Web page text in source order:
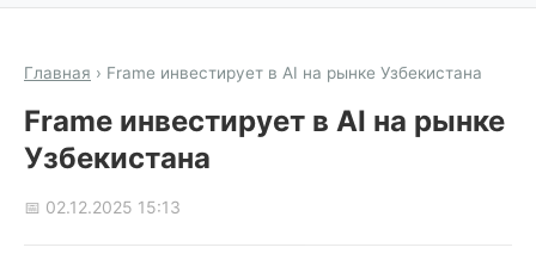
Главная › Frame инвестирует в AI на рынке Узбекистана
Frame инвестирует в AI на рынке
Узбекистана
📅 02.12.2025 15:13